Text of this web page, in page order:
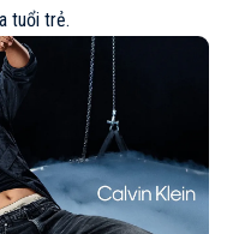
tuổi trẻ.